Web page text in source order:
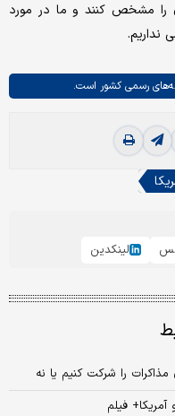
را مشخص کنند و ما در مورد
رسمی کشور است.
لینکدین
را شرکت کنیم یا نه
فیلم